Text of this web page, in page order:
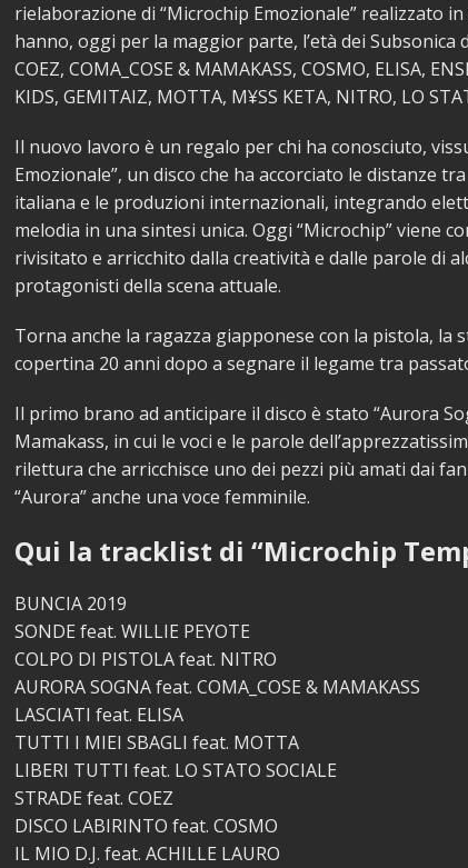
rielaborazione di “Microchip Emozionale” realizzato
hanno, oggi per la maggior parte, l’età dei Subsonica
COEZ, COMA_COSE & MAMAKASS, COSMO, ELISA,
KIDS, GEMITAIZ, MOTTA, M¥SS KETA, NITRO, LO
Il nuovo lavoro è un regalo per chi ha conosciuto,
Emozionale”, un disco che ha accorciato le distanze
italiana e le produzioni internazionali, integrando
melodia in una sintesi unica. Oggi “Microchip” viene
rivisitato e arricchito dalla creatività e dalle parole di
protagonisti della scena attuale.
Torna anche la ragazza giapponese con la pistola, la
copertina 20 anni dopo a segnare il legame tra
Il primo brano ad anticipare il disco è stato “Aurora
Mamakass, in cui le voci e le parole
rilettura che arricchisce uno dei pezzi più amati dai
“Aurora” anche una voce femminile.
Qui la tracklist di “Microchip
BUNCIA 2019
SONDE feat. WILLIE PEYOTE
COLPO DI PISTOLA feat. NITRO
AURORA SOGNA feat. COMA_COSE & MAMAKASS
LASCIATI feat. ELISA
TUTTI I MIEI SBAGLI feat. MOTTA
LIBERI TUTTI feat. LO STATO SOCIALE
STRADE feat. COEZ
DISCO LABIRINTO feat. COSMO
IL MIO D.J. feat. ACHILLE LAURO